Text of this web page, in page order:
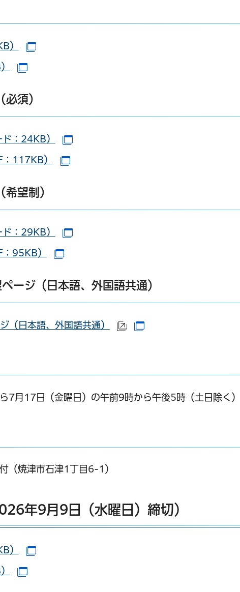
） （別ウインドウで開きます）
（別ウインドウで開きます）
須）
：24KB） （別ウインドウで開きます）
：117KB） （別ウインドウで開きます）
望制）
：29KB） （別ウインドウで開きます）
95KB） （別ウインドウで開きます）
ージ（日本語、外国語共通）
（日本語、外国語共通） （外部サイトへリンク）
（別ウインドウで開き
7月17日（金曜日）の午前9時から午後5時（土日除く）
（焼津市石津1丁目6-1）
年9月9日（水曜日）締切）
） （別ウインドウで開きます）
（別ウインドウで開きます）